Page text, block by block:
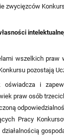
zwycięzców
wszelkich praw
pozostają
oświadcza i
praw osób
Pracy
działalnością